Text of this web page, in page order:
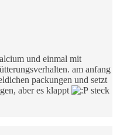
und einmal mit
am anfang
packungen und setzt
aber es klappt
steck